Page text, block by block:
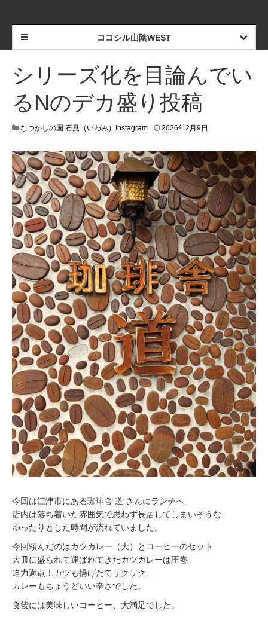
ココシル山陰WEST
シリーズ化を目論んでい
るNのデカ盛り投稿
なつかしの国 石見（いわみ）Instagram 2026年2月9日
今回は江津市にある珈琲舎 道 さんにランチへ
店内は落ち着いた雰囲気で思わず長居してしまいそうな
ゆったりとした時間が流れていました。
今回頼んだのはカツカレー（大）とコーヒーのセット
大皿に盛られて運ばれてきたカツカレーは圧巻
迫力満点！カツも揚げたてサクサク、
カレーもちょうどいい辛さでした。
食後には美味しいコーヒー、大満足でした。